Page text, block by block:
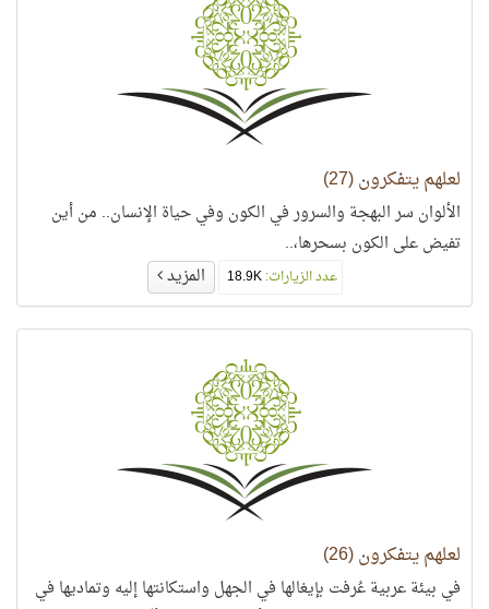
لعلهم يتفكرون (27)
الألوان سر البهجة والسرور في الكون وفي حياة الإنسان.. من أين
تفيض على الكون بسحرها،..
عدد الزيارات:18.9K المزيد
لعلهم يتفكرون (26)
في بيئة عربية عُرفت بإيغالها في الجهل واستكانتها إليه وتماديها في